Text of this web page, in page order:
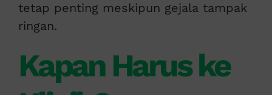
tetap penting meskipun gejala tampak
ringan.
Kapan Harus ke